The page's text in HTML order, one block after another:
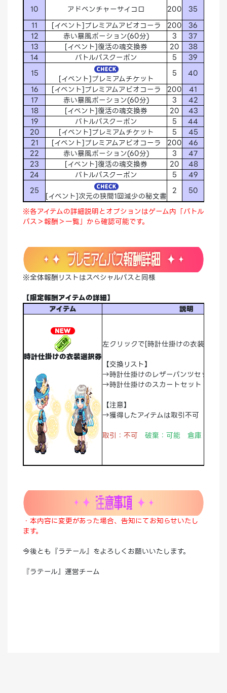
10
アドベンチャーサイコロ 200 35
11
[イベント]プレミアムアビオコーラ 200 36
12
赤い暴風ポーション(60分) 3 37
13
[イベント]復活の魂交換券 20 38
14
バトルパスクーポン 5
39
15
[イベント]プレミアムチケット 5 40
16
[イベント]プレミアムアビオコーラ 200 41
17
赤い暴風ポーション(60分) 3 42
18
[イベント]復活の魂交換券 20 43
19
バトルパスクーポン 5
44
20
[イベント]プレミアムチケット 5 45
21
[イベント]プレミアムアビオコーラ 200
46
22
赤い暴風ポーション(60分) 3
47
23
[イベント]復活の魂交換券 20 48
24
バトルパスクーポン 5
49
25
[イベント]次元の狭間1回減少の秘文書 2 50
※各アイテムの詳細説明とオプションはゲーム内「バトル
パス＞報酬＞一覧」から確認可能です。
※全体報酬リストはスペシャルパスと同様
【限定報酬アイテムの詳細】
アイテム
説明
時計仕掛けの衣装選択券
左クリックで[時計仕掛けの衣装]が獲
【交換リスト】
→時計仕掛けのレザーパンツセット
→時計仕掛けのスカートセット
【注意】
→獲得したアイテムは取引不可
取引：不可
破棄：可能 倉庫：可能
・本内容に変更があった場合、告知にてお知らせいたし
ます。
今後とも『ラテール』をよろしくお願いいたします。
『ラテール』運営チーム